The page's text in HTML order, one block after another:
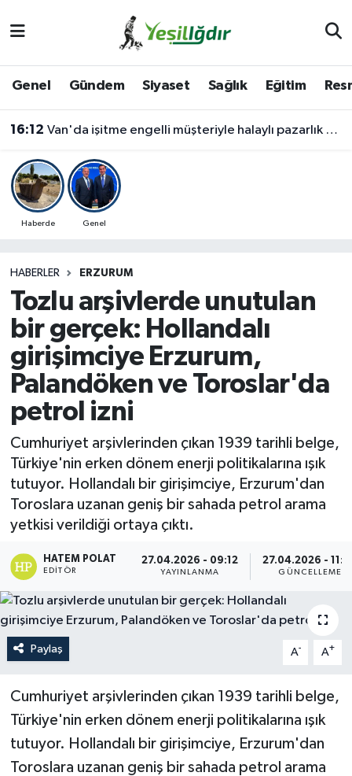
Genel Gündem Siyaset Sağlık Eğitim
16:12 Van'da işitme engelli müşteriyle halaylı pazarlık gülümsetti
16:03 Van'da işitme engelli müşteriyle halaylı pazarlık gülümsetti
Haberde Genel
HABERLER ERZURUM
Tozlu arşivlerde unutulan
bir gerçek: Hollandalı
girişimciye Erzurum,
Palandöken ve Toroslar'da
petrol izni
Cumhuriyet arşivlerinden çıkan 1939 tarihli belge,
Türkiye'nin erken dönem enerji politikalarına ışık
tutuyor. Hollandalı bir girişimciye, Erzurum'dan
Toroslara uzanan geniş bir sahada petrol arama
yetkisi verildiği ortaya çıktı.
HATEM POLAT
EDITÖR
27.04.2026 - 09:12
YAYINLANMA
27.04.2026 -
GÜNCELLEME
Paylaş A- A+
Cumhuriyet arşivlerinden çıkan 1939 tarihli belge,
Türkiye'nin erken dönem enerji politikalarına ışık
tutuyor. Hollandalı bir girişimciye, Erzurum'dan
Toroslara uzanan geniş bir sahada petrol arama
İğdir Namaz Vakitleri
Iğdır Trafik Yoğunluk Haritası
Süper Lig Puan Durumu ve Fikstür
Son Dakika Haberleri
Haber Arşivi